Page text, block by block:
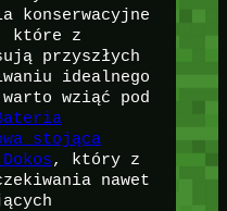
konserwacyjne
które z
przyszłych
idealnego
wziąć pod
stojąca
, który z
nawet